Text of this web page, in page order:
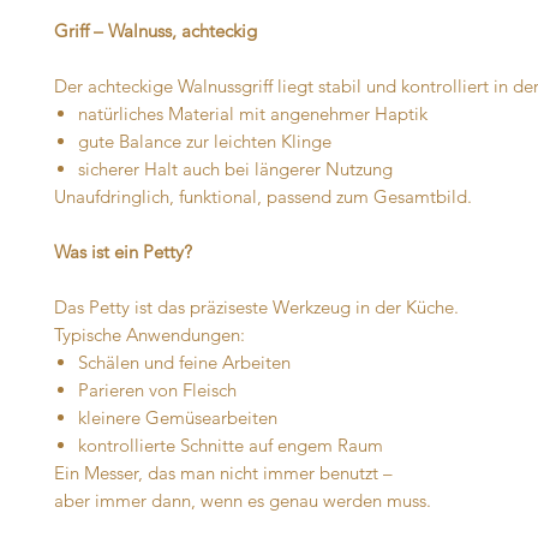
Griff – Walnuss, achteckig
Der achteckige Walnussgriff liegt stabil und kontrolliert in
natürliches Material mit angenehmer Haptik
gute Balance zur leichten Klinge
sicherer Halt auch bei längerer Nutzung
Unaufdringlich, funktional, passend zum Gesamtbild.
Was ist ein Petty?
Das Petty ist das präziseste Werkzeug in der Küche.
Typische Anwendungen:
Schälen und feine Arbeiten
Parieren von Fleisch
kleinere Gemüsearbeiten
kontrollierte Schnitte auf engem Raum
Ein Messer, das man nicht immer benutzt –
aber immer dann, wenn es genau werden muss.